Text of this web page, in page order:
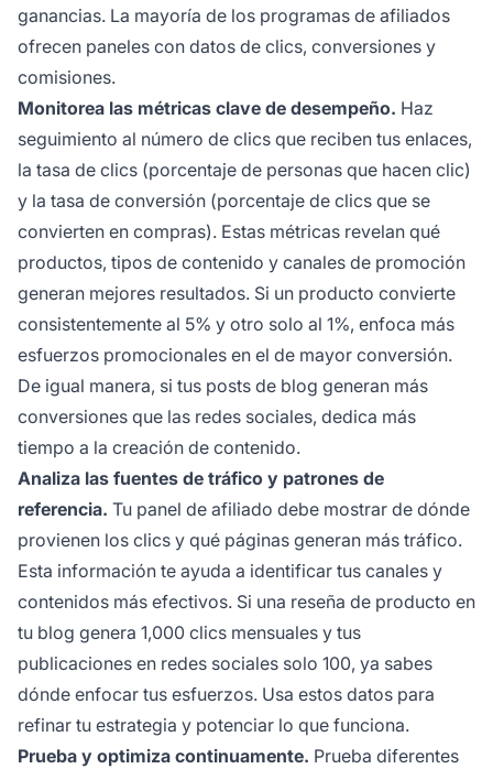
ganancias. La mayoría de los programas de afiliados
ofrecen paneles con datos de clics, conversiones y
comisiones.
Monitorea las métricas clave de desempeño. Haz
seguimiento al número de clics que reciben tus enlaces,
la tasa de clics (porcentaje de personas que hacen clic)
y la tasa de conversión (porcentaje de clics que se
convierten en compras). Estas métricas revelan qué
productos, tipos de contenido y canales de promoción
generan mejores resultados. Si un producto convierte
consistentemente al 5% y otro solo al 1%, enfoca más
esfuerzos promocionales en el de mayor conversión.
De igual manera, si tus posts de blog generan más
conversiones que las redes sociales, dedica más
tiempo a la creación de contenido.
Analiza las fuentes de tráfico y patrones de
referencia. Tu panel de afiliado debe mostrar de dónde
provienen los clics y qué páginas generan más tráfico.
Esta información te ayuda a identificar tus canales y
contenidos más efectivos. Si una reseña de producto en
tu blog genera 1,000 clics mensuales y tus
publicaciones en redes sociales solo 100, ya sabes
dónde enfocar tus esfuerzos. Usa estos datos para
refinar tu estrategia y potenciar lo que funciona.
Prueba y optimiza continuamente. Prueba diferentes